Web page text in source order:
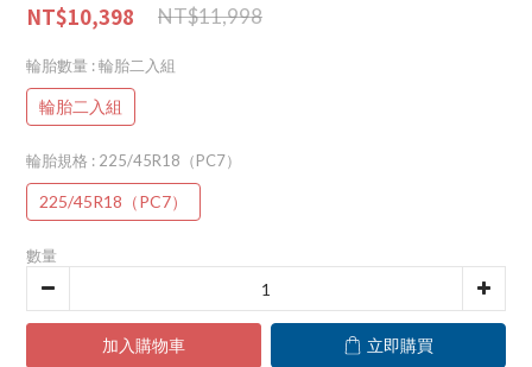
NT$11,998
NT$10,398
輪胎數量 : 輪胎二入組
輪胎二入組
輪胎規格 : 225/45R18（PC7）
225/45R18（PC7）
數量
加入購物車 立即購買